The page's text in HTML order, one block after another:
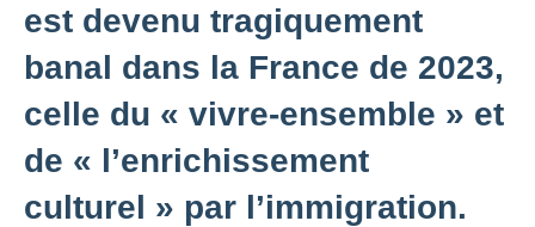
est devenu tragiquement
banal dans la France de 2023,
celle du « vivre-ensemble » et
de « l’enrichissement
culturel » par l’immigration.